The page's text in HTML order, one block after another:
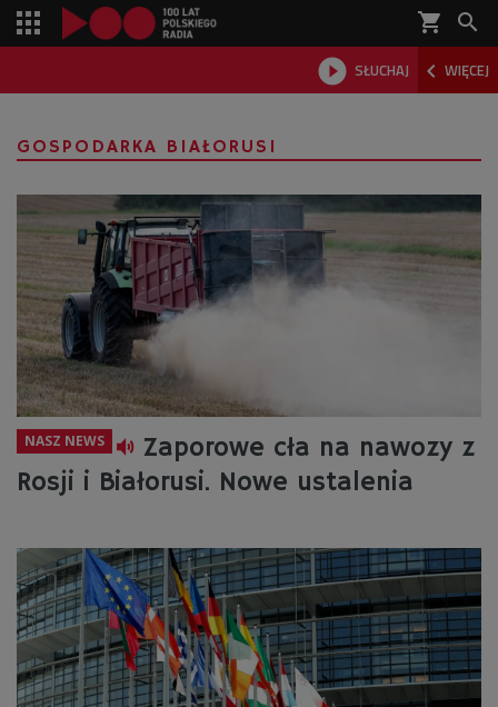
shopping_cart 
 SŁUCHAJ  WIĘCEJ

GOSPODARKA BIAŁORUSI
NASZ NEWS
Zaporowe cła na nawozy z
Rosji i Białorusi. Nowe ustalenia